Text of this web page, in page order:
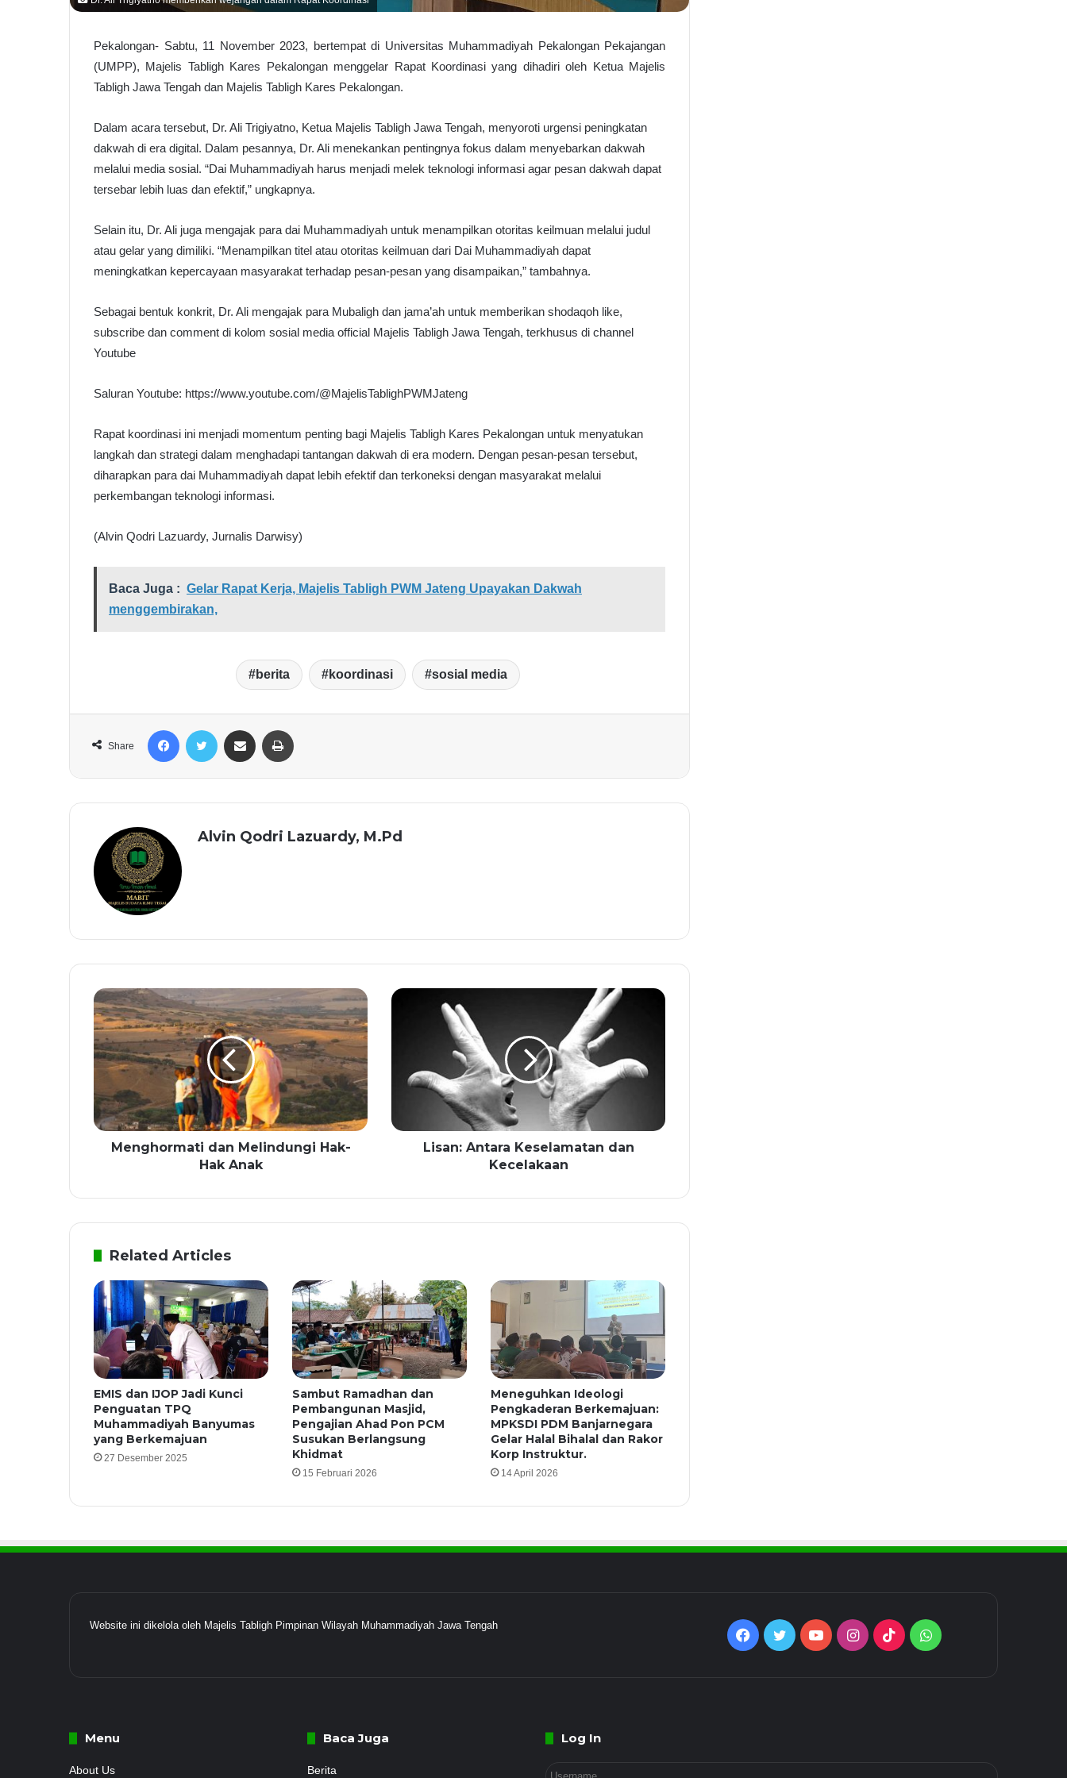
Pekalongan- Sabtu, 11 November 2023, bertempat di Universitas Muhammadiyah Pekalongan Pekajangan
(UMPP), Majelis Tabligh Kares Pekalongan menggelar Rapat Koordinasi yang dihadiri oleh Ketua Majelis
Tabligh Jawa Tengah dan Majelis Tabligh Kares Pekalongan.
Dalam acara tersebut, Dr. Ali Trigiyatno, Ketua Majelis Tabligh Jawa Tengah, menyoroti urgensi peningkatan
dakwah di era digital. Dalam pesannya, Dr. Ali menekankan pentingnya fokus dalam menyebarkan dakwah
melalui media sosial. “Dai Muhammadiyah harus menjadi melek teknologi informasi agar pesan dakwah dapat
tersebar lebih luas dan efektif,” ungkapnya.
Selain itu, Dr. Ali juga mengajak para dai Muhammadiyah untuk menampilkan otoritas keilmuan melalui judul
atau gelar yang dimiliki. “Menampilkan titel atau otoritas keilmuan dari Dai Muhammadiyah dapat
meningkatkan kepercayaan masyarakat terhadap pesan-pesan yang disampaikan,” tambahnya.
Sebagai bentuk konkrit, Dr. Ali mengajak para Mubaligh dan jama’ah untuk memberikan shodaqoh like,
subscribe dan comment di kolom sosial media official Majelis Tabligh Jawa Tengah, terkhusus di channel
Youtube
Saluran Youtube: https://www.youtube.com/@MajelisTablighPWMJateng
Rapat koordinasi ini menjadi momentum penting bagi Majelis Tabligh Kares Pekalongan untuk menyatukan
langkah dan strategi dalam menghadapi tantangan dakwah di era modern. Dengan pesan-pesan tersebut,
diharapkan para dai Muhammadiyah dapat lebih efektif dan terkoneksi dengan masyarakat melalui
perkembangan teknologi informasi.
(Alvin Qodri Lazuardy, Jurnalis Darwisy)
Baca Juga : Gelar Rapat Kerja, Majelis Tabligh PWM Jateng Upayakan Dakwah
menggembirakan,
berita koordinasi sosial media
Share
Facebook Twitter Share via Email
Alvin Qodri Lazuardy, M.Pd
Menghormati dan Melindungi Hak-
Hak Anak
Lisan: Antara Keselamatan dan
Kecelakaan
Related Articles
EMIS dan IJOP Jadi Kunci
Penguatan TPQ
Muhammadiyah Banyumas
yang Berkemajuan
27 Desember 2025
Sambut Ramadhan dan
Pembangunan Masjid,
Pengajian Ahad Pon PCM
Susukan Berlangsung
Khidmat
15 Februari 2026
Meneguhkan Ideologi
Pengkaderan Berkemajuan:
MPKSDI PDM Banjarnegara
Gelar Halal Bihalal dan Rakor
Korp Instruktur.
14 April 2026
Website ini dikelola oleh Majelis Tabligh Pimpinan Wilayah Muhammadiyah Jawa Tengah
Facebook
Twitter YouTubeInstagram
TikTokWhatsApp
Menu
About Us
Baca Juga
Berita
Log In